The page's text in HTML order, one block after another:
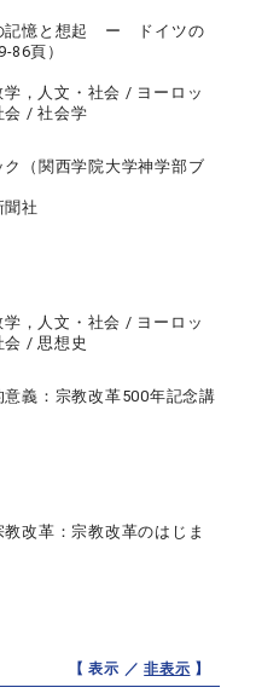
記憶と想起 ー ドイツの
86頁）
，人文・社会 / ヨーロッ
会 / 社会学
（関西学院大学神学部ブ
聞社
，人文・社会 / ヨーロッ
会 / 思想史
義：宗教改革500年記念講
改革：宗教改革のはじま
【 表示 ／非表示 】